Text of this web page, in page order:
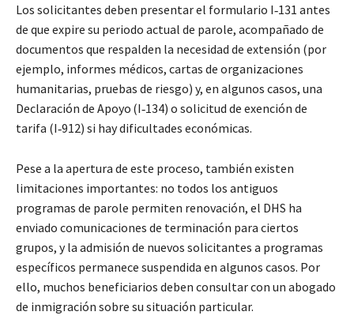
Los solicitantes deben presentar el formulario I‑131 antes
de que expire su periodo actual de parole, acompañado de
documentos que respalden la necesidad de extensión (por
ejemplo, informes médicos, cartas de organizaciones
humanitarias, pruebas de riesgo) y, en algunos casos, una
Declaración de Apoyo (I‑134) o solicitud de exención de
tarifa (I‑912) si hay dificultades económicas.
Pese a la apertura de este proceso, también existen
limitaciones importantes: no todos los antiguos
programas de parole permiten renovación, el DHS ha
enviado comunicaciones de terminación para ciertos
grupos, y la admisión de nuevos solicitantes a programas
específicos permanece suspendida en algunos casos. Por
ello, muchos beneficiarios deben consultar con un abogado
de inmigración sobre su situación particular.